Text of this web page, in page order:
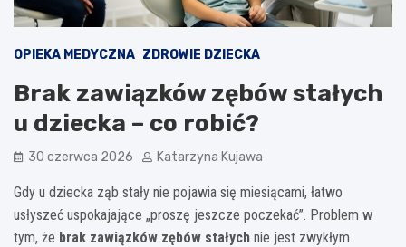
OPIEKA MEDYCZNA ZDROWIE DZIECKA
Brak zawiązków zębów stałych
u dziecka – co robić?
30 czerwca 2026 Katarzyna Kujawa
Gdy u dziecka ząb stały nie pojawia się miesiącami, łatwo
usłyszeć uspokajające „proszę jeszcze poczekać”. Problem w
tym, że brak zawiązków zębów stałych nie jest zwykłym